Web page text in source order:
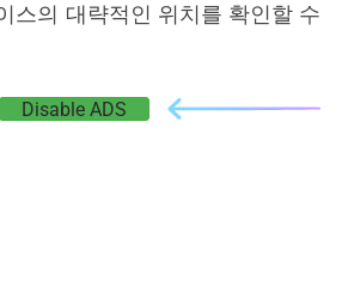
스의 대략적인 위치를 확인할 수
Disable ADS